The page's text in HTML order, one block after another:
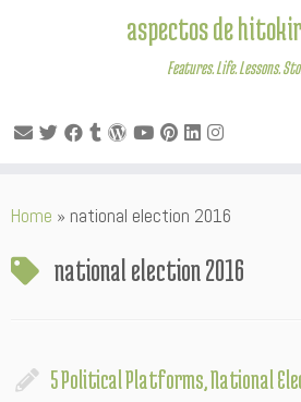
to
aspectos de
Features. Life. Lessons.
Home » national election 2016
national election 2016
5 Political Platforms, National